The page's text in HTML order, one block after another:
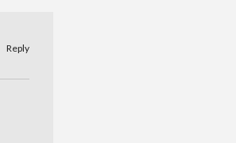
Reply